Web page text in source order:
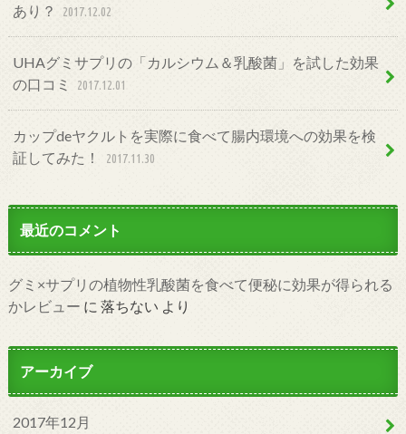
あり？ 2017.12.02
UHAグミサプリの「カルシウム＆乳酸菌」を試した効果
の口コミ
2017.12.01
カップdeヤクルトを実際に食べて腸内環境への効果を検
証してみた！
2017.11.30
最近のコメント
グミ×サプリの植物性乳酸菌を食べて便秘に効果が得られる
かレビュー に 落ちない より
アーカイブ
2017年12月